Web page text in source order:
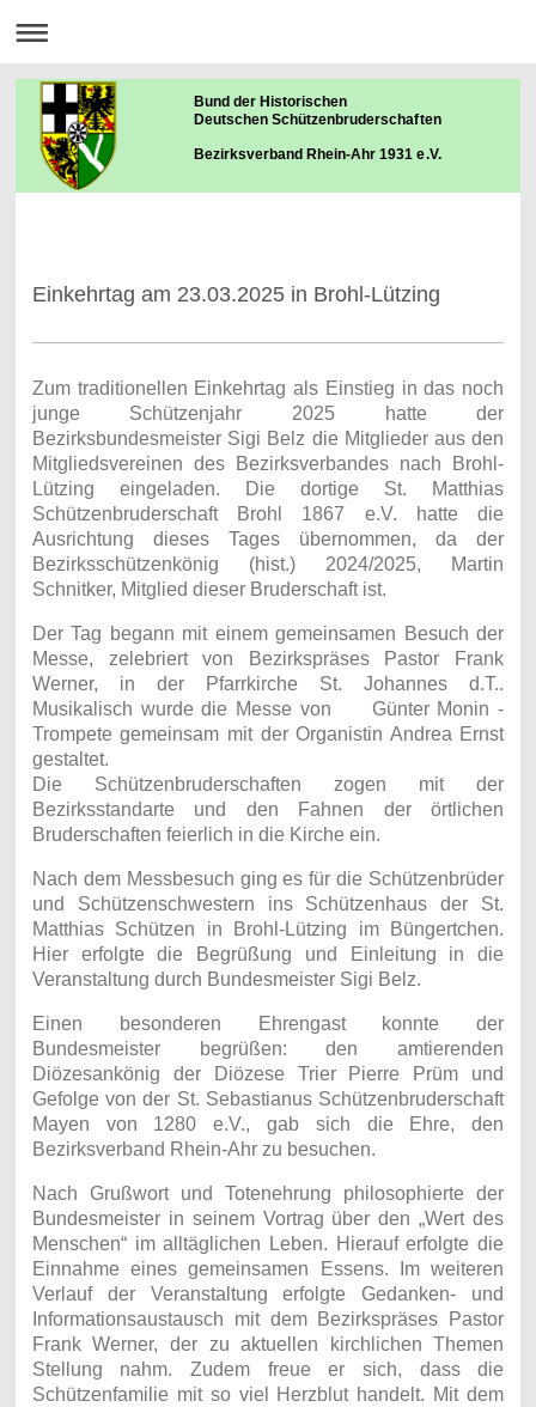
Bund der Historischen
Deutschen Schützenbruderschaften
Bezirksverband Rhein-Ahr 1931 e.V.
Einkehrtag am 23.03.2025 in Brohl-Lützing
Zum traditionellen Einkehrtag als Einstieg in das noch
junge Schützenjahr 2025 hatte der
Bezirksbundesmeister Sigi Belz die Mitglieder aus den
Mitgliedsvereinen des Bezirksverbandes nach Brohl-
Lützing eingeladen. Die dortige St. Matthias
Schützenbruderschaft Brohl 1867 e.V. hatte die
Ausrichtung dieses Tages übernommen, da der
Bezirksschützenkönig (hist.) 2024/2025, Martin
Schnitker, Mitglied dieser Bruderschaft ist.
Der Tag begann mit einem gemeinsamen Besuch der
Messe, zelebriert von Bezirkspräses Pastor Frank
Werner, in der Pfarrkirche St. Johannes d.T..
Musikalisch wurde die Messe von Günter Monin -
Trompete gemeinsam mit der Organistin Andrea Ernst
gestaltet.
Die Schützenbruderschaften zogen mit der
Bezirksstandarte und den Fahnen der örtlichen
Bruderschaften feierlich in die Kirche ein.
Nach dem Messbesuch ging es für die Schützenbrüder
und Schützenschwestern ins Schützenhaus der St.
Matthias Schützen in Brohl-Lützing im Büngertchen.
Hier erfolgte die Begrüßung und Einleitung in die
Veranstaltung durch Bundesmeister Sigi Belz.
Einen besonderen Ehrengast konnte der
Bundesmeister begrüßen: den amtierenden
Diözesankönig der Diözese Trier Pierre Prüm und
Gefolge von der St. Sebastianus Schützenbruderschaft
Mayen von 1280 e.V., gab sich die Ehre, den
Bezirksverband Rhein-Ahr zu besuchen.
Nach Grußwort und Totenehrung philosophierte der
Bundesmeister in seinem Vortrag über den „Wert des
Menschen“ im alltäglichen Leben. Hierauf erfolgte die
Einnahme eines gemeinsamen Essens. Im weiteren
Verlauf der Veranstaltung erfolgte Gedanken- und
Informationsaustausch mit dem Bezirkspräses Pastor
Frank Werner, der zu aktuellen kirchlichen Themen
Stellung nahm. Zudem freue er sich, dass die
Schützenfamilie mit so viel Herzblut handelt. Mit dem